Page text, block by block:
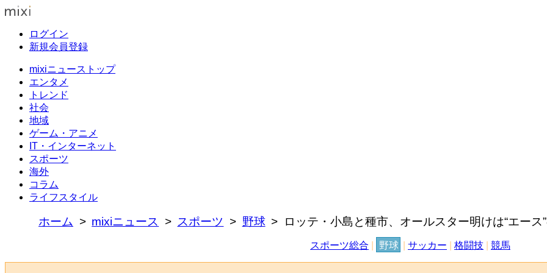
ログイン
新規会員登録
mixiニューストップ
エンタメ
トレンド
社会
地域
ゲーム・アニメ
IT・インターネット
スポーツ
海外
コラム
ライフスタイル
ホーム mixiニュース スポーツ 野球 ロッテ・小島と種市、オールスター明けは“エース
スポーツ総合 野球 サッカー 格闘技 競馬